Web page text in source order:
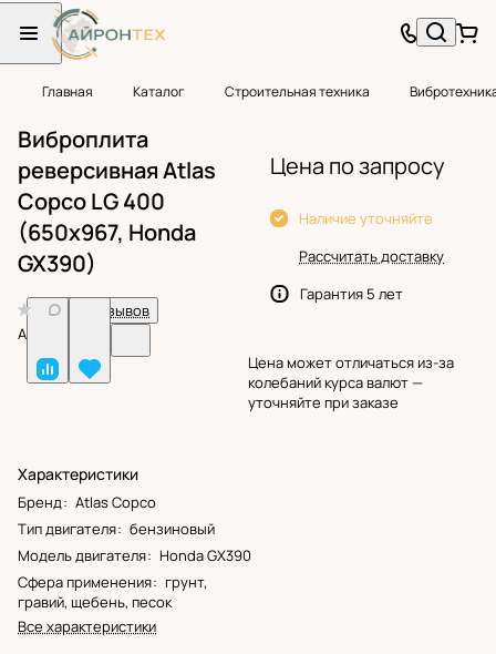
Главная Каталог Строительная техника
Виброплита
реверсивная Atlas
Copco LG 400
(650x967, Honda
GX390)
Нет отзывов
Арт.
Характеристики
Бренд: Atlas Copco
Тип двигателя: бензиновый
Модель двигателя: Honda GX390
Сфера применения: грунт,
гравий, щебень, песок
Все характеристики
Цена по запросу
Наличие уточняйте
Рассчитать доставку
Гарантия 5 лет
Цена может отличаться из-за
колебаний курса валют —
уточняйте при заказе